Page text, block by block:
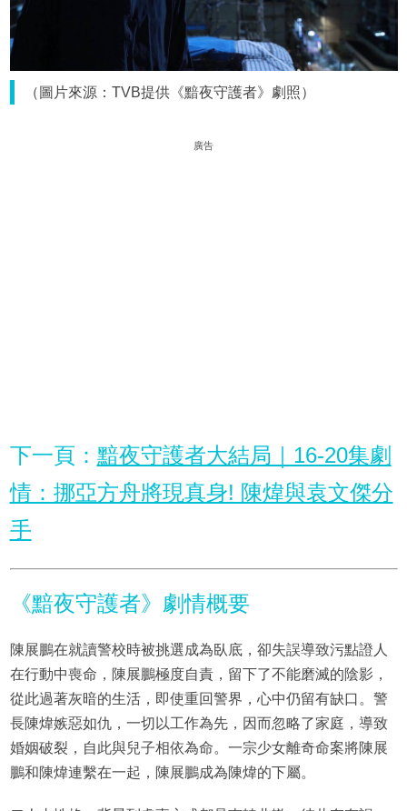
（圖片來源：TVB提供《黯夜守護者》劇照）
廣告
下一頁： 黯夜守護者大結局｜16-20集劇
情：挪亞方舟將現真身! 陳煒與袁文傑分
手
《黯夜守護者》劇情概要
陳展鵬在就讀警校時被挑選成為臥底，卻失誤導致污點證人
在行動中喪命，陳展鵬極度自責，留下了不能磨滅的陰影，
從此過著灰暗的生活，即使重回警界，心中仍留有缺口。警
長陳煒嫉惡如仇，一切以工作為先，因而忽略了家庭，導致
婚姻破裂，自此與兒子相依為命。一宗少女離奇命案將陳展
鵬和陳煒連繫在一起，陳展鵬成為陳煒的下屬。